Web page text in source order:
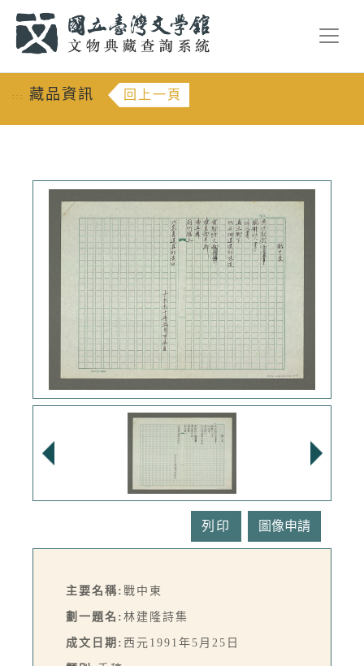
::: 藏品資訊 回上一頁
列印
主要名稱: 戰中東
劃一題名: 林建隆詩集
成文日期: 西元1991年5月25日